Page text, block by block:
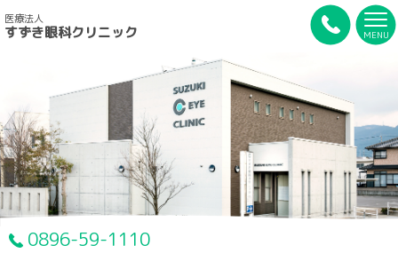
医療法人
すずき眼科クリニック MENU
0896-59-1110